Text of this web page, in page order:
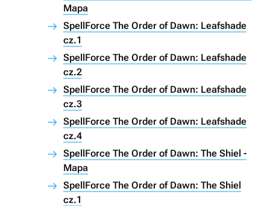
Mapa
SpellForce The Order of Dawn: Leafshade
cz.1
SpellForce The Order of Dawn: Leafshade
cz.2
SpellForce The Order of Dawn: Leafshade
cz.3
SpellForce The Order of Dawn: Leafshade
cz.4
SpellForce The Order of Dawn: The Shiel -
Mapa
SpellForce The Order of Dawn: The Shiel
cz.1